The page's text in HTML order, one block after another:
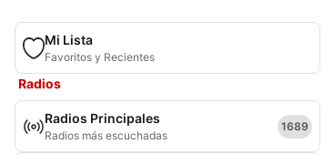
Mi Lista
Favoritos y Recientes
Radios
Radios Principales
Radios más escuchadas
1689